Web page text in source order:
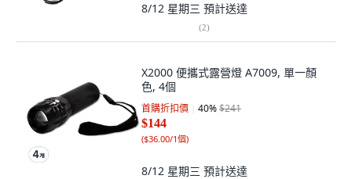
8/12 星期三 預計送達
(2)
X2000 便攜式露營燈 A7009, 單一顏
色, 4個
首購折扣價 40%$241
$144
($36.00/1個)
8/12 星期三 預計送達